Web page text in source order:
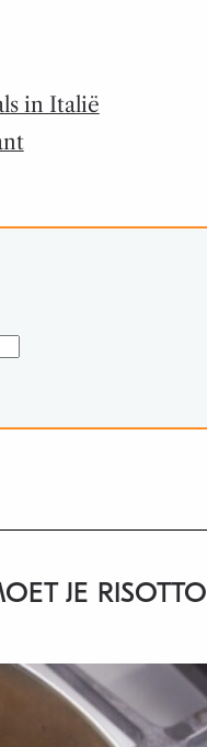
in Italië
JE RISOTTO